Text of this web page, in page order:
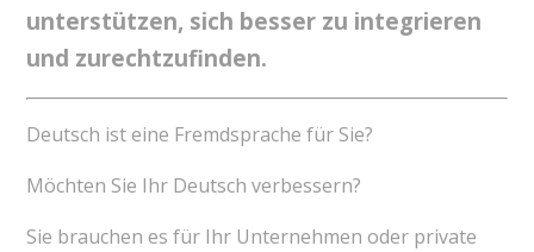
unterstützen, sich besser zu integrieren
und zurechtzufinden.
Deutsch ist eine Fremdsprache für Sie?
Möchten Sie Ihr Deutsch verbessern?
Sie brauchen es für Ihr Unternehmen oder private